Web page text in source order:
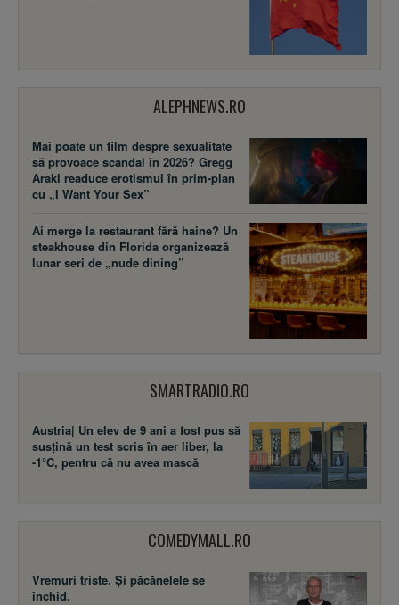
ALEPHNEWS.RO
Mai poate un film despre sexualitate
să provoace scandal în 2026? Gregg
Araki readuce erotismul în prim-plan
cu „I Want Your Sex”
Ai merge la restaurant fără haine? Un
steakhouse din Florida organizează
lunar seri de „nude dining”
SMARTRADIO.RO
Austria| Un elev de 9 ani a fost pus să
susţină un test scris în aer liber, la
-1°C, pentru că nu avea mască
COMEDYMALL.RO
Vremuri triste. Şi păcănelele se
închid.